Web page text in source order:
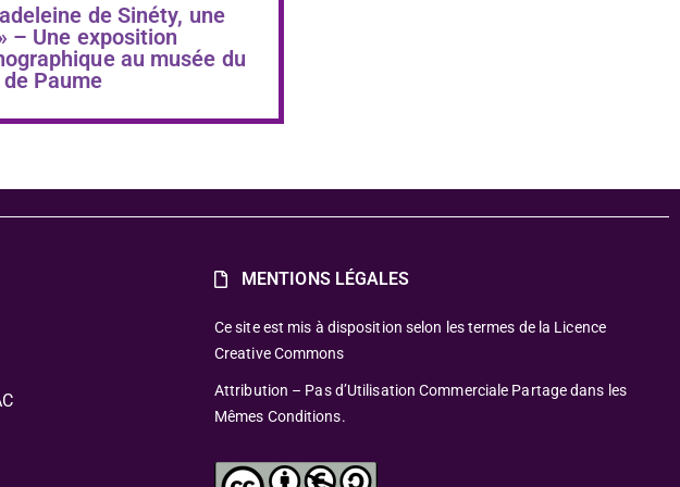
de Sinéty, une
– Une exposition
au musée du
Paume
MENTIONS LÉGALES
Ce site est mis à disposition selon les termes de la Licence
Creative Commons
Attribution – Pas d’Utilisation Commerciale Partage dans les
Mêmes Conditions.